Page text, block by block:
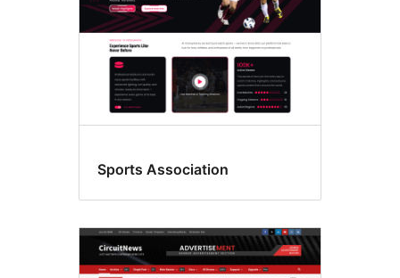
Sports Association